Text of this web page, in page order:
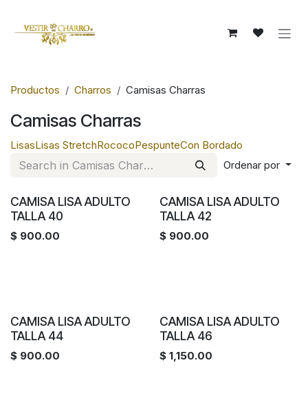
Productos Charros Camisas Charras
Camisas Charras
LisasLisas StretchRococoPespunteCon Bordado
Ordenar por
CAMISA LISA ADULTO
TALLA 40
$ 900.00
CAMISA LISA ADULTO
TALLA 42
$ 900.00
CAMISA LISA ADULTO
TALLA 44
$ 900.00
CAMISA LISA ADULTO
TALLA 46
$ 1,150.00